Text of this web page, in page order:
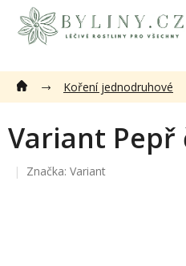
obsah
Koření jednodruhové
Variant Pepř
Značka: Variant